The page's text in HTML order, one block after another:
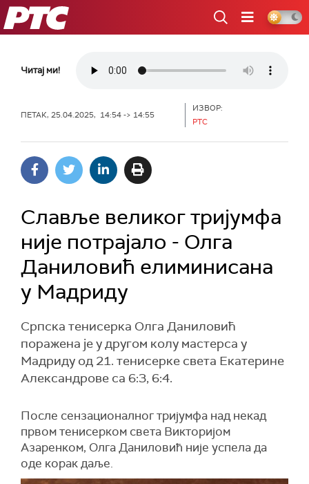
РТС
Читај ми!
ПЕТАК, 25.04.2025, 14:54 -> 14:55
ИЗВОР:
РТС
Славље великог тријумфа
није потрајало - Олга
Даниловић елиминисана
у Мадриду
Српска тенисерка Олга Даниловић
поражена је у другом колу мастерса у
Мадриду од 21. тенисерке света Екатерине
Александрове са 6:3, 6:4.
После сензационалног тријумфа над некад
првом тенисерком света Викторијом
Азаренком, Олга Даниловић није успела да
оде корак даље.